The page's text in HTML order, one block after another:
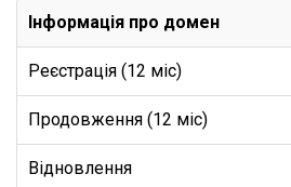
Інформація про домен
Реєстрація (12 міс)
Продовження (12 міс)
Відновлення